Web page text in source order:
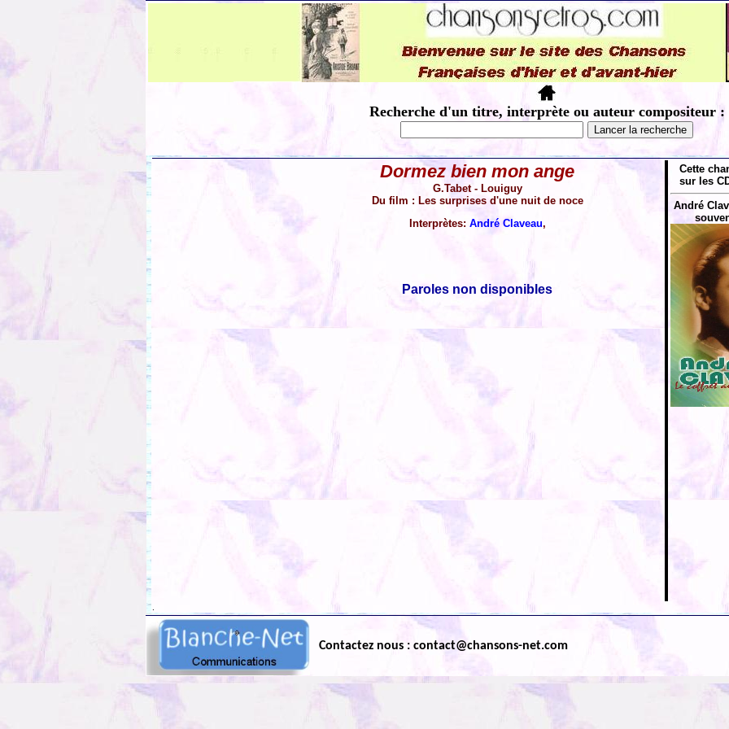
Recherche d'un titre, interprète ou auteur compositeur :
Dormez bien mon ange
G.Tabet - Louiguy
Du film : Les surprises d'une nuit de noce
Interprètes: André Claveau,
Paroles non disponibles
Cette
sur les
André
Contactez nous : contact@chansons-net.com